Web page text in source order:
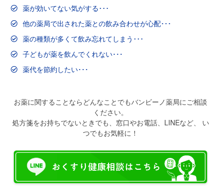
薬が効いてない気がする･･･
他の薬局で出された薬との飲み合わせが心配･･･
薬の種類が多くて飲み忘れてしまう･･･
子どもが薬を飲んでくれない･･･
薬代を節約したい･･･
お薬に関することならどんなことでもバンビーノ薬局にご相談
ください。
処方箋をお持ちでないときでも、窓口やお電話、LINEなど、 い
つでもお気軽に！